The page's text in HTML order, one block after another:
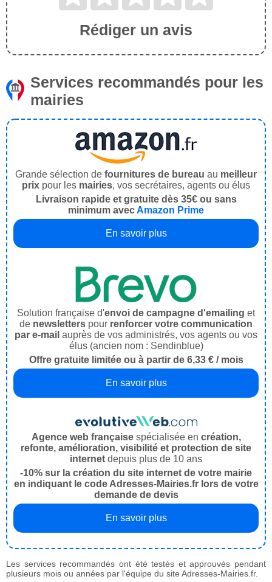
Rédiger un avis
Services recommandés pour les
mairies
Grande sélection de fournitures de bureau au meilleur
prix pour les mairies, vos secrétaires, agents ou élus
Livraison rapide et gratuite dès 35€ ou sans
minimum avecAmazon Prime
En savoir plus
Solution française d'envoi de campagne d'emailing et
de newsletters pour renforcer votre communication
par e-mail auprès de vos administrés, vos agents ou vos
élus (ancien nom : Sendinblue)
Offre gratuite limitée ou à partir de 6,33 € / mois
En savoir plus
Agence web françaisespécialisée en création,
refonte, amélioration, visibilité et protection de site
internet depuis plus de 10 ans
-10% sur la création du site internet de votre mairie
en indiquant le code Adresses-Mairies.fr lors de votre
demande de devis
En savoir plus
Les services recommandés ont été testés et approuvés pendant
plusieurs mois ou années par l'équipe du site Adresses-Mairies.fr.